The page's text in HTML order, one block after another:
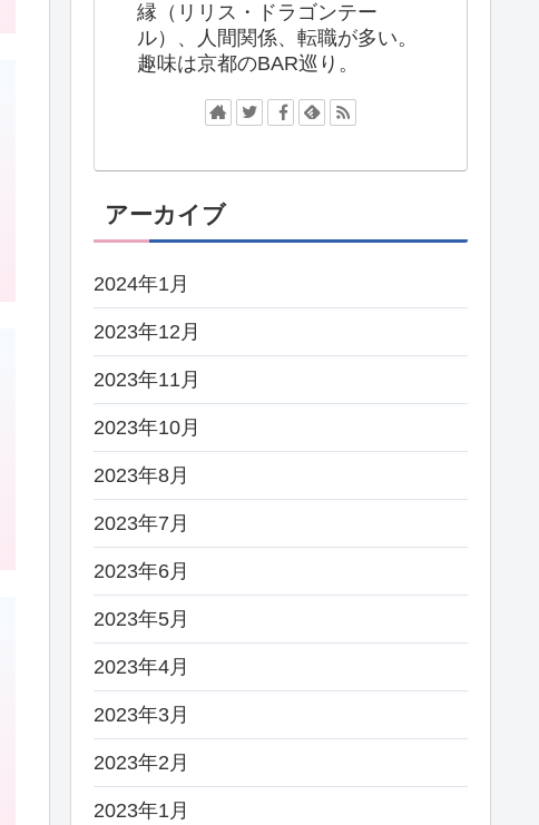
縁（リリス・ドラゴンテー
ル）、人間関係、転職が多い。
趣味は京都のBAR巡り。
アーカイブ
2024年1月
2023年12月
2023年11月
2023年10月
2023年8月
2023年7月
2023年6月
2023年5月
2023年4月
2023年3月
2023年2月
2023年1月